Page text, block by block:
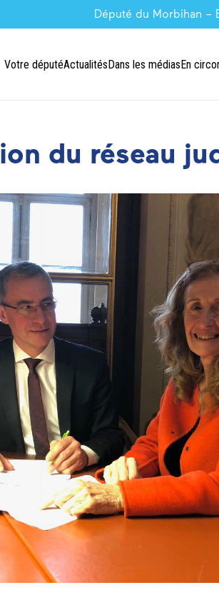
Député du Morbihan –
Votre députéActualitésDans les médiasEn
du réseau